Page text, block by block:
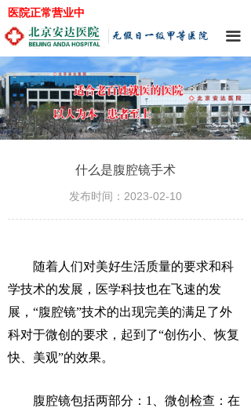
끀
医院正常营业中
什么是腹腔镜手术
随着人们对美好生活质量的要求和科
学技术的发展，医学科技也在飞速的发
展，“腹腔镜”技术的出现完美的满足了外
科对于微创的要求，起到了“创伤小、恢复
快、美观”的效果。
腹腔镜包括两部分：1、微创检查：在
发布时间： 2023-02-10